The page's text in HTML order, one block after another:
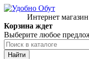
Интернет
Корзина ждет
Выберите любое
Найти